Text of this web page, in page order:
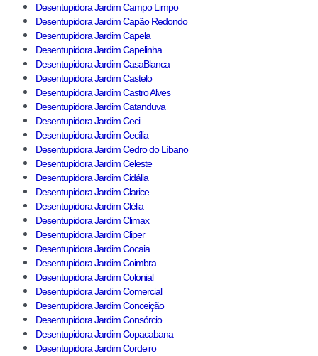
Desentupidora Jardim Campo Limpo
Desentupidora Jardim Capão Redondo
Desentupidora Jardim Capela
Desentupidora Jardim Capelinha
Desentupidora Jardim CasaBlanca
Desentupidora Jardim Castelo
Desentupidora Jardim Castro Alves
Desentupidora Jardim Catanduva
Desentupidora Jardim Ceci
Desentupidora Jardim Cecília
Desentupidora Jardim Cedro do Líbano
Desentupidora Jardim Celeste
Desentupidora Jardim Cidália
Desentupidora Jardim Clarice
Desentupidora Jardim Clélia
Desentupidora Jardim Climax
Desentupidora Jardim Cliper
Desentupidora Jardim Cocaia
Desentupidora Jardim Coimbra
Desentupidora Jardim Colonial
Desentupidora Jardim Comercial
Desentupidora Jardim Conceição
Desentupidora Jardim Consórcio
Desentupidora Jardim Copacabana
Desentupidora Jardim Cordeiro